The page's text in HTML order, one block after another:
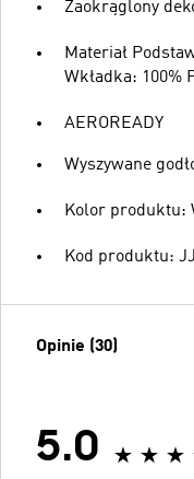
Zaokrąglony
Materiał
Wkładka: 100%
AEROREADY
Wyszywane
Kolor produktu:
Kod produktu:
Opinie (30)
5.0